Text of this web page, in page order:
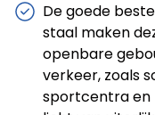
De goede
staal maken
openbare
verkeer, zoals
sportcentra en